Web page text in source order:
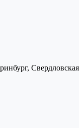
Свердловская